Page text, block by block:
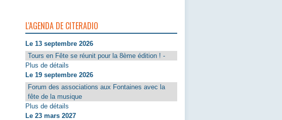
L'AGENDA DE CITERADIO
Le 13 septembre 2026
Tours en Fête se réunit pour la 8ème édition ! -
Plus de détails
Le 19 septembre 2026
Forum des associations aux Fontaines avec la
fête de la musique
Plus de détails
Le 23 mars 2027